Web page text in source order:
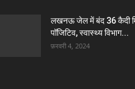
लखनऊ जेल में बंद 36 कैदी
पॉजिटिव, स्वास्थ्य विभाग...
फ़रवरी 4, 2024